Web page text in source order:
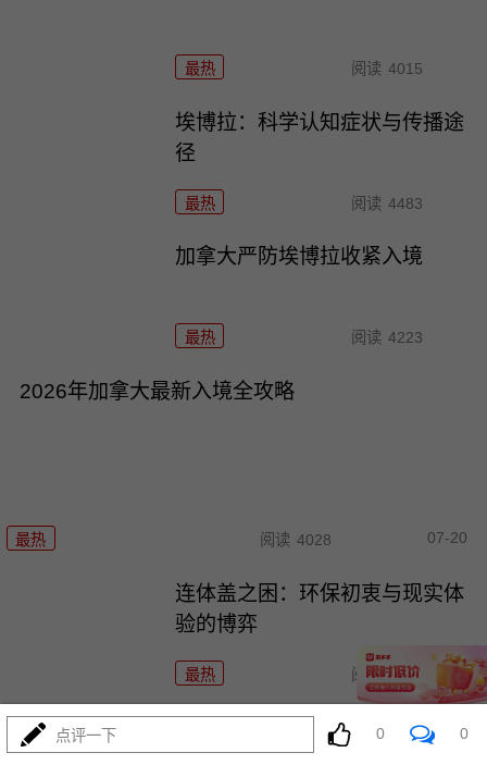
最热 阅读 4015
埃博拉：科学认知症状与传播途
径
最热 阅读 4483
加拿大严防埃博拉收紧入境
最热 阅读 4223
2026年加拿大最新入境全攻略
最热 阅读 4028 07-20
连体盖之困：环保初衷与现实体
验的博弈
最热 阅读 5049
泽连斯基的瓶盖：一场由“反人类”
设计引发的环保闹剧
点评一下 0 0